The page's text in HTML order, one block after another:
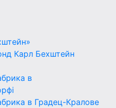
Карл Бехштейн
в
в Градец-Кралове